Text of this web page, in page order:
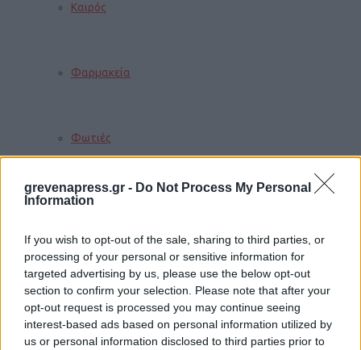
grevenapress.gr - Do Not Process My Personal
Information
If you wish to opt-out of the sale, sharing to third parties, or
processing of your personal or sensitive information for
targeted advertising by us, please use the below opt-out
section to confirm your selection. Please note that after your
opt-out request is processed you may continue seeing
interest-based ads based on personal information utilized by
us or personal information disclosed to third parties prior to
Καιρός
Φαρμακεία
Φωτιές
Τροχαία
Σεισμοί